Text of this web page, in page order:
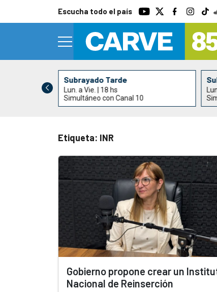
Escucha todo el país
Subrayado Tarde
Lun. a Vie. | 18 hs
Simultáneo con Canal 10
Etiqueta: INR
Gobierno propone crear un
Nacional de Reinserción